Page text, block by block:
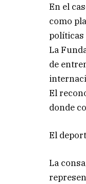
En el
como
políticas
La
de
El
donde
El
La